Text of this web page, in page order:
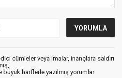
cümleler veya imalar, inançlara saldırı
büyük harflerle yazılmış yorumlar